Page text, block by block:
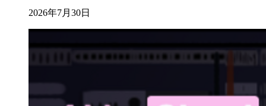
2026年7月30日